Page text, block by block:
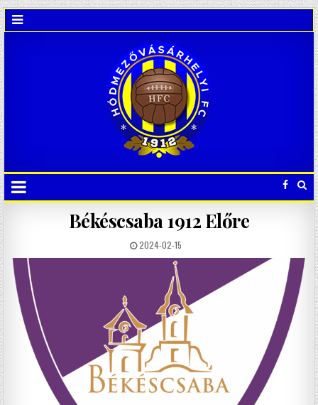
Békéscsaba 1912 Előre
2024-02-15